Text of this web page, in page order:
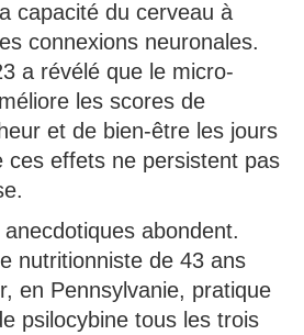
capacité du cerveau à
connexions neuronales.
a révélé que le micro-
les scores de
et de bien-être les jours
ces effets ne persistent pas
abondent.
nutritionniste de 43 ans
en Pennsylvanie, pratique
psilocybine tous les trois